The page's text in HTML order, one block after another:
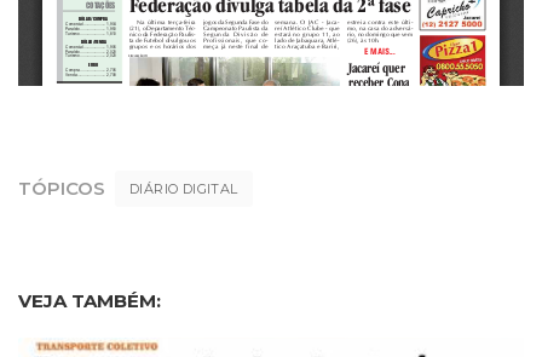
TÓPICOS DIÁRIO DIGITAL
VEJA TAMBÉM: